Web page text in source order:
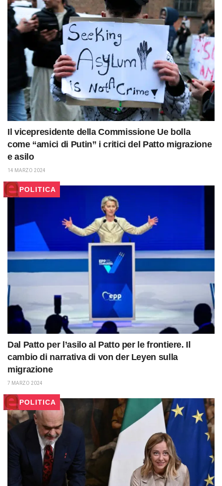
Il vicepresidente della Commissione Ue bolla
come “amici di Putin” i critici del Patto migrazione
e asilo
14 MARZO 2024
POLITICA
Dal Patto per l’asilo al Patto per le frontiere. Il
cambio di narrativa di von der Leyen sulla
migrazione
7 MARZO 2024
POLITICA